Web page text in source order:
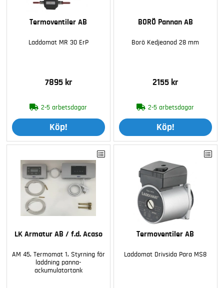
Termoventiler AB
Laddomat MR 30 ErP
7895 kr
2-5 arbetsdagar
Köp!
BORÖ Pannan AB
Borö Kedjeanod 28 mm
2155 kr
2-5 arbetsdagar
Köp!
LK Armatur AB / f.d. Acaso
AM 45, Termomat 1, Styrning för
laddning panna-
ackumulatortank
Termoventiler AB
Laddomat Drivsida Para MS8